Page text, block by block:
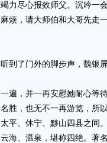
尽心报效师父。沉吟一
烦，请大师伯和大哥先走
了门外的脚步声，魏银
，并一再安慰她耐心等待
，也无不一再游览，所以
、休宁、黟山四县之间
海、温泉，堪称四绝。著